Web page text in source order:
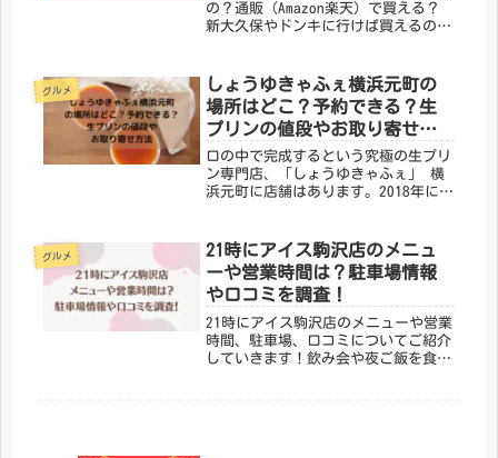
の？通販（Amazon楽天）で買える？
新大久保やドンキに行けば買えるの？
グミとしておにぎりグミが大注目され
ています。2022年の10代...
グルメ
しょうゆきゃふぇ横浜元町の
場所はどこ？予約できる？生
プリンの値段やお取り寄せ方
法
口の中で完成するという究極の生プリ
ン専門店、「しょうゆきゃふぇ」 横
浜元町に店舗はあります。2018年に神
店です。本場フランス三ツ星レストラ
ンで修行を積んだオーナーが生み
出...
グルメ
21時にアイス駒沢店のメニュ
ーや営業時間は？駐車場情報
や口コミを調査！
21時にアイス駒沢店のメニューや営業
時間、駐車場、口コミについてご紹介
していきます！飲み会や夜ご飯を食べ